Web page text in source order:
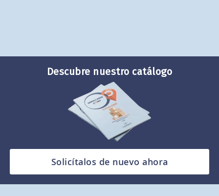
Descubre nuestro catálogo
Solicítalos de nuevo ahora